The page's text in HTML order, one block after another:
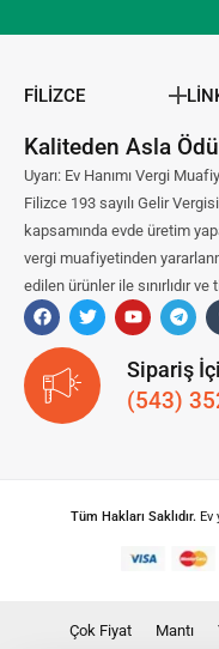
FİLİZCE
Kaliteden Asla
Uyarı: Ev Hanımı Vergi
Filizce 193 sayılı Gelir
kapsamında evde üretim
vergi muafiyetinden
edilen ürünler ile sınırlıdır
Sipariş
(543)
Tüm Hakları Saklıdır. Ev
Çok Fiyat Mantı